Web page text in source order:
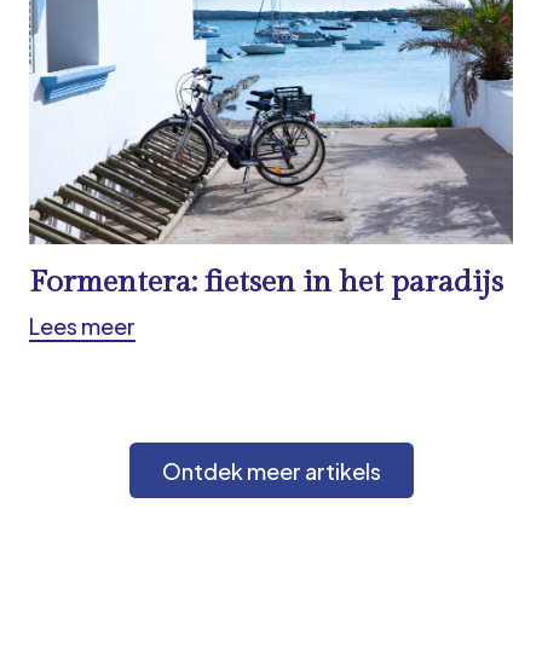
Formentera: fietsen in het paradijs
Lees meer
Ontdek meer artikels